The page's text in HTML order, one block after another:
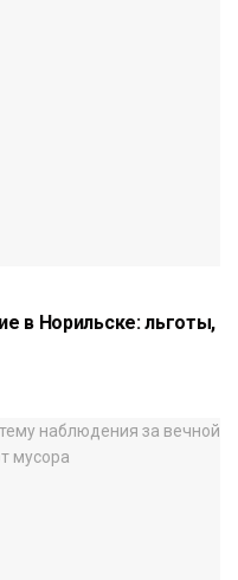
в Норильске: льготы,